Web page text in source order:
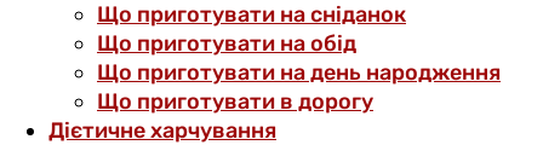
Що приготувати на сніданок
Що приготувати на обід
Що приготувати на день народження
Що приготувати в дорогу
Дієтичне харчування